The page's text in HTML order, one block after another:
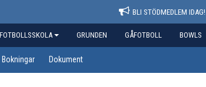
BLI STÖDMEDLEM IDAG!
FOTBOLLSSKOLA GRUNDEN GÅFOTBOLL BOWLS
Bokningar Dokument